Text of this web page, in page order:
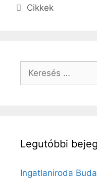
Kategória
Cikkek
Keresés:
Legutóbbi
Ingatlaniroda